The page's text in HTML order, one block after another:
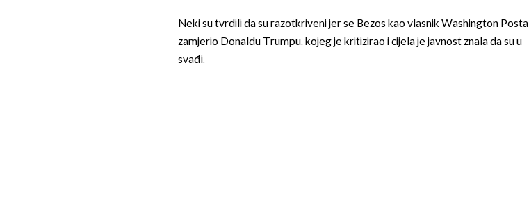
Neki su tvrdili da su razotkriveni jer se Bezos kao vlasnik Washington Posta
zamjerio Donaldu Trumpu, kojeg je kritizirao i cijela je javnost znala da su u
svađi.